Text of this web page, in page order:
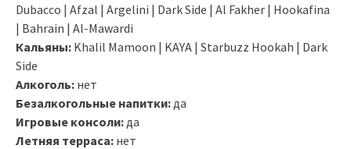
Dubacco | Afzal | Argelini | Dark Side | Al Fakher | Hookafina
| Bahrain | Al-Mawardi
Кальяны: Khalil Mamoon | KAYA | Starbuzz Hookah | Dark
Side
Алкоголь: нет
Безалкогольные напитки: да
Игровые консоли: да
Летняя терраса: нет